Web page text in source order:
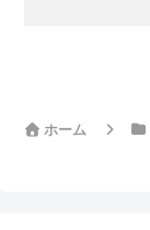
ホーム